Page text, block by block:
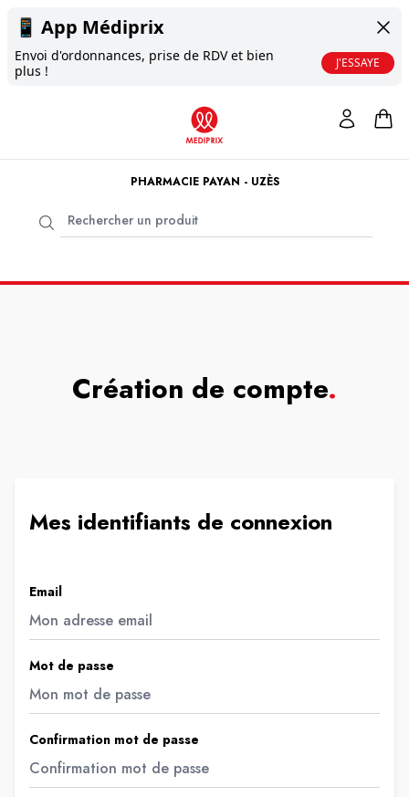
📱 App Médiprix
Envoi d'ordonnances, prise de RDV et bien
plus !
J'ESSAYE
PHARMACIE PAYAN - UZÈS
Création de compte.
Mes identifiants de connexion
Email
Mot de passe
Confirmation mot de passe